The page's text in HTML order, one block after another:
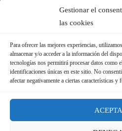
Gestionar el
las cookies
Para ofrecer las mejores experiencias,
almacenar y/o acceder a la información del
tecnologías nos permitirá procesar datos como
identificaciones únicas en este sitio. No
afectar negativamente a ciertas características y